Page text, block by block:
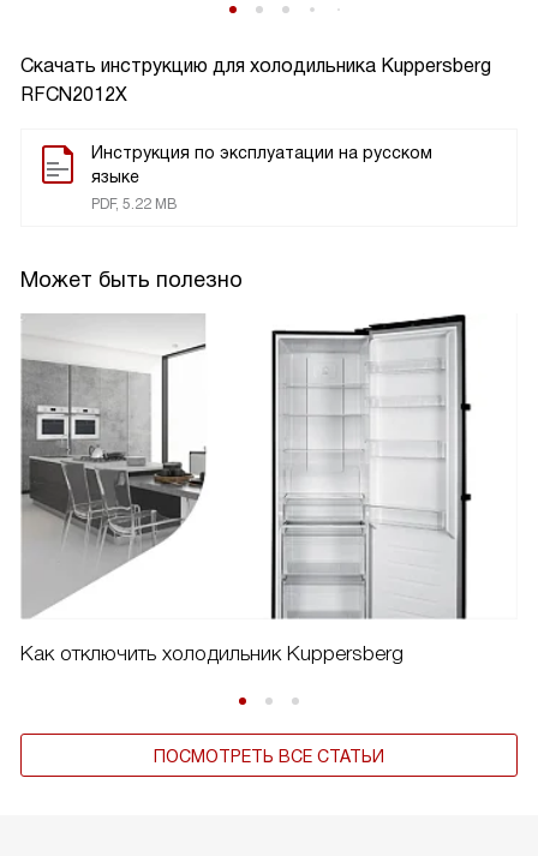
Скачать инструкцию для холодильника Kuppersberg
RFCN2012X
Инструкция по эксплуатации на русском
языке
PDF, 5.22 MB
Может быть полезно
Как отключить холодильник Kuppersberg
ПОСМОТРЕТЬ ВСЕ СТАТЬИ